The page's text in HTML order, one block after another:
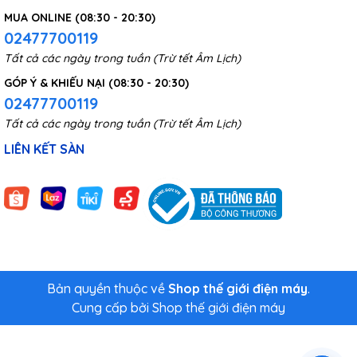
Đồng hồ thông minh giá rẻ chính hãng MijaFit Y5
rất cần thiết với mọi người, để có thể liên tục theo dõi và đánh
giá tìm hiều về tình trạng sức khỏe của mình từ đó đưa ra
MUA ONLINE (08:30 - 20:30)
02477700119
Tất cả các ngày trong tuần (Trừ tết Âm Lịch)
GÓP Ý & KHIẾU NẠI (08:30 - 20:30)
02477700119
Tất cả các ngày trong tuần (Trừ tết Âm Lịch)
LIÊN KẾT SÀN
Bản quyền thuộc về Shop thế giới điện máy.
Cung cấp bởi Shop thế giới điện máy